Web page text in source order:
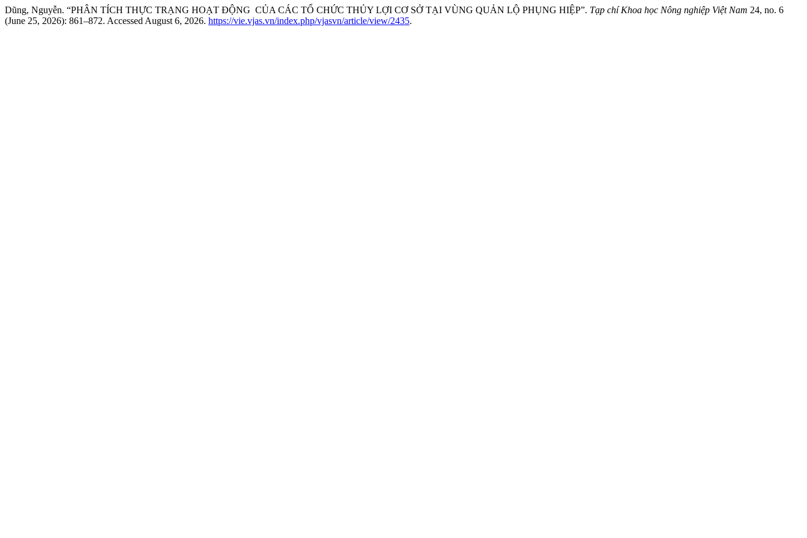
Dũng, Nguyễn. “PHÂN TÍCH THỰC TRẠNG HOẠT ĐỘNG CỦA CÁC TỔ CHỨC THỦY LỢI CƠ SỞ TẠI VÙNG QUẢN LỘ PHỤNG HIỆP”. Tạp chí Khoa học Nông nghiệp Việt Nam 24, no. 6
(June 25, 2026): 861–872. Accessed August 6, 2026. https://vie.vjas.vn/index.php/vjasvn/article/view/2435.